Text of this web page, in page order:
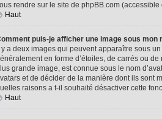
rendre sur le site de phpBB.com
Haut
puis-je afficher une image sous mon
Il y a deux images qui peuvent apparaître sous
en forme d’étoiles, de carrés ou
grande image, est connue sous le nom
et de décider de la manière dont ils sont
raisons a t-il souhaité désactiver cette
Haut